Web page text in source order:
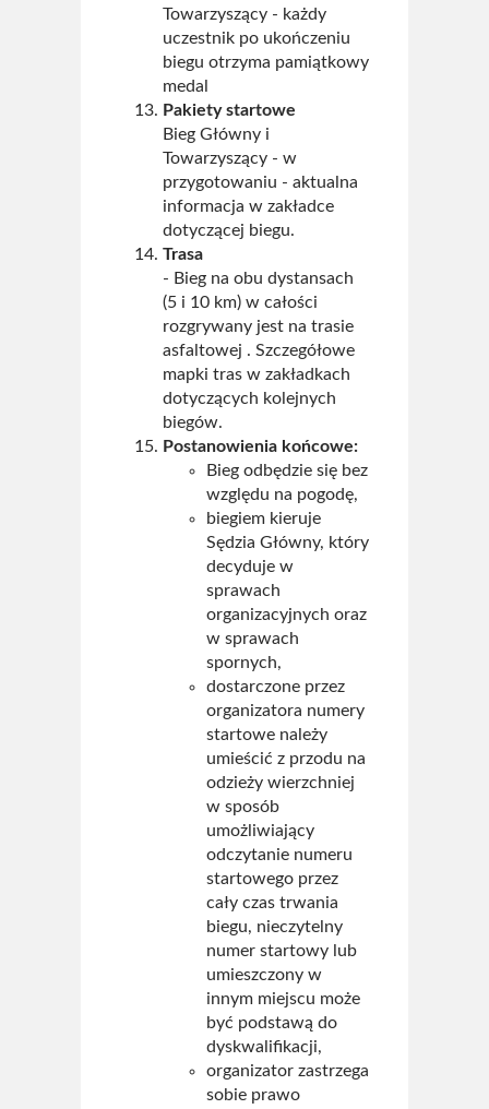
Towarzyszący - każdy
uczestnik po ukończeniu
biegu otrzyma pamiątkowy
medal
Pakiety startowe
Bieg Główny i
Towarzyszący - w
przygotowaniu - aktualna
informacja w zakładce
dotyczącej biegu.
Trasa
- Bieg na obu dystansach
(5 i 10 km) w całości
rozgrywany jest na trasie
asfaltowej . Szczegółowe
mapki tras w zakładkach
dotyczących kolejnych
biegów.
Postanowienia końcowe:
Bieg odbędzie się bez
względu na pogodę,
biegiem kieruje
Sędzia Główny, który
decyduje w
sprawach
organizacyjnych oraz
w sprawach
spornych,
dostarczone przez
organizatora numery
startowe należy
umieścić z przodu na
odzieży wierzchniej
w sposób
umożliwiający
odczytanie numeru
startowego przez
cały czas trwania
biegu, nieczytelny
numer startowy lub
umieszczony w
innym miejscu może
być podstawą do
dyskwalifikacji,
organizator zastrzega
sobie prawo